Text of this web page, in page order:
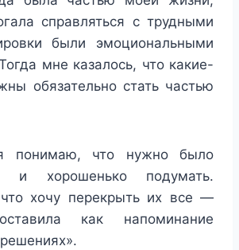
справляться с трудными
были эмоциональными
мне казалось, что какие-
обязательно стать частью
понимаю, что нужно было
и хорошенько подумать.
хочу перекрыть их все —
как напоминание